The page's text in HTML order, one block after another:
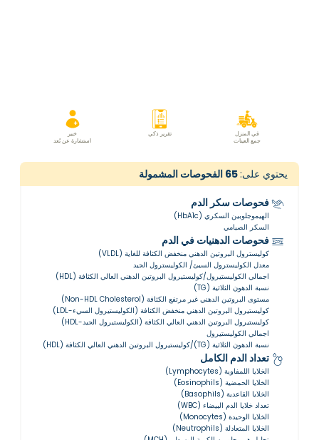
في المنزل
جمع العينات
تقرير ذكي
خبير
استشارة عن بُعد
يحتوي على:65 الفحوصات المشمولة
فحوصات سكر الدم
الهيموجلوبين السكري (HbA1c)
السكر الصيامي
فحوصات الدهنيات في الدم
كوليسترول البروتين الدهني منخفض الكثافة للغاية (VLDL)
معدل الكوليسترول السيئ/ الكوليسترول الجيد
اجمالي الكوليستيرول/كوليستيرول البروتين الدهني العالي الكثافة (HDL)
نسبة الدهون الثلاثية (TG)
مستوى البروتين الدهني غير مرتفع الكثافة (Non-HDL Cholesterol)
كوليستيرول البروتين الدهني منخفض الكثافة (الكوليستيرول السيء-LDL)
كوليستيرول البروتين الدهني العالي الكثافة (الكوليستيرول الجيد-HDL)
اجمالي الكوليستيرول
نسبة الدهون الثلاثية (TG)/كوليستيرول البروتين الدهني العالي الكثافة (HDL)
تعداد الدم الكامل
الخلايا اللمفاوية (Lymphocytes)
الخلايا الحمضية (Eosinophils)
الخلايا القاعدية (Basophils)
تعداد خلايا الدم البيضاء (WBC)
الخلايا الوحيدة (Monocytes)
الخلايا المتعادلة (Neutrophils)